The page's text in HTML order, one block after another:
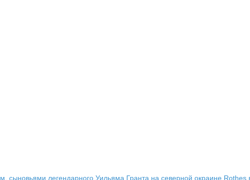
легендарного Уильяма Гранта на северной окраине Rothes